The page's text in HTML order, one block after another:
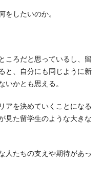
をしたいのか。
ころだと思っているし、留
と、自分にも同じように新
いかとも思える。
アを決めていくことになる
見た留学生のような大きな
人たちの支えや期待があっ